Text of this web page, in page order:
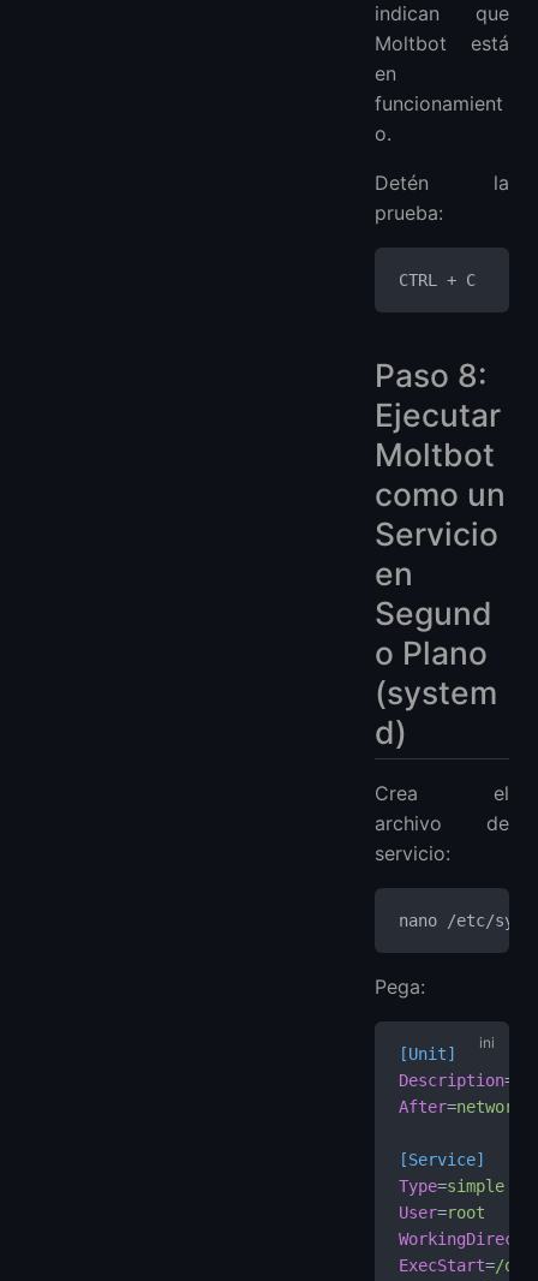
indican que
Moltbot está
en
funcionamient
o.
Detén la
prueba:
CTRL + C
Paso 8:
Ejecutar
Moltbot
como un
Servicio
en
Segund
o Plano
(system
d)
Crea el
archivo de
servicio:
nano /etc/
Pega:
[Unit]
Description=
After=
[Service]
Type=simple
User=root
ExecStart=/